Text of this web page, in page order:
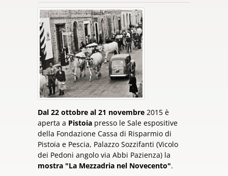
Dal 22 ottobre al 21 novembre 2015 è
aperta a Pistoia presso le Sale espositive
della Fondazione Cassa di Risparmio di
Pistoia e Pescia, Palazzo Sozzifanti (Vicolo
dei Pedoni angolo via Abbi Pazienza) la
mostra "La Mezzadria nel Novecento".